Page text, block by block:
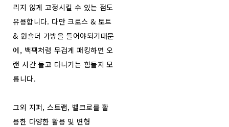
리지 않게 고정시킬 수 있는 점도
유용합니다. 다만 크로스 & 토트
& 원숄더 가방을 들어야되기때문
에, 백팩처럼 무겁게 패킹하면 오
랜 시간 들고 다니기는 힘들지 모
릅니다.
그외 지퍼, 스트랩, 벨크로를 활
용한 다양한 활용 및 변형